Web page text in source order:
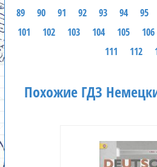
89
90 91 92 93 94 95
101
102 103 104 105 106
111
112
Похожие ГДЗ